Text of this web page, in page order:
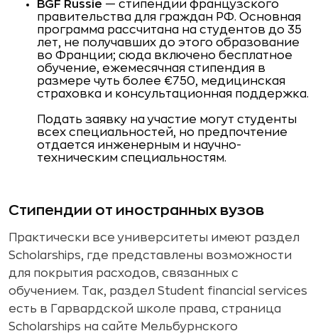
BGF Russie — стипендии французского
правительства для граждан РФ. Основная
программа рассчитана на студентов до 35
лет, не получавших до этого образование
во Франции; сюда включено бесплатное
обучение, ежемесячная стипендия в
размере чуть более €750, медицинская
страховка и консультационная поддержка.
Подать заявку на участие могут студенты
всех специальностей, но предпочтение
отдается инженерным и научно-
техническим специальностям.
Стипендии от иностранных вузов
Практически все университеты имеют раздел
Scholarships, где представлены возможности
для покрытия расходов, связанных с
обучением. Так, раздел Student financial services
есть в Гарвардской школе права, страница
Scholarships на сайте Мельбурнского